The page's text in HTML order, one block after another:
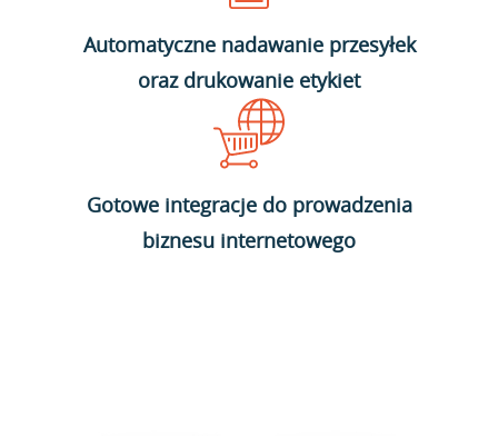
Automatyczne nadawanie przesyłek
oraz drukowanie etykiet
Gotowe integracje do prowadzenia
biznesu internetowego